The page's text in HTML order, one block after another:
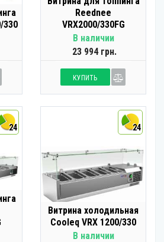
330
Reednee
VRX2000/330FG
В наличии
23 994 грн.
КУПИТЬ
24 24
Витрина холодильная
Cooleq VRX 1200/330
В наличии